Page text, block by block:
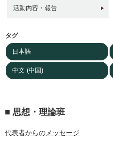
東京 日本橋
2017年
東京 日本橋
1930年代
北京 前門
活動内容・報告
タグ
日本語
中文 (中国)
思想・理論班
代表者からのメッセージ